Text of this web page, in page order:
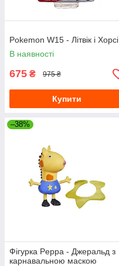
Pokemon W15 - Літвік і Хорсі
В наявності
675 ₴ 975 ₴
Купити
–38%
Фігурка Peppa - Джеральд з
карнавальною маскою